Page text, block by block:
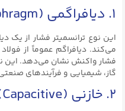
۱. دیافراگمی (Diaphragm):
این نوع ترانسمیتر فشار از یک
می‌کند. دیافراگم عموماً از
فشار واکنش نشان می‌دهد. این
گاز، شیمیایی و فرآیندهای
۲. خازنی (Capacitive):